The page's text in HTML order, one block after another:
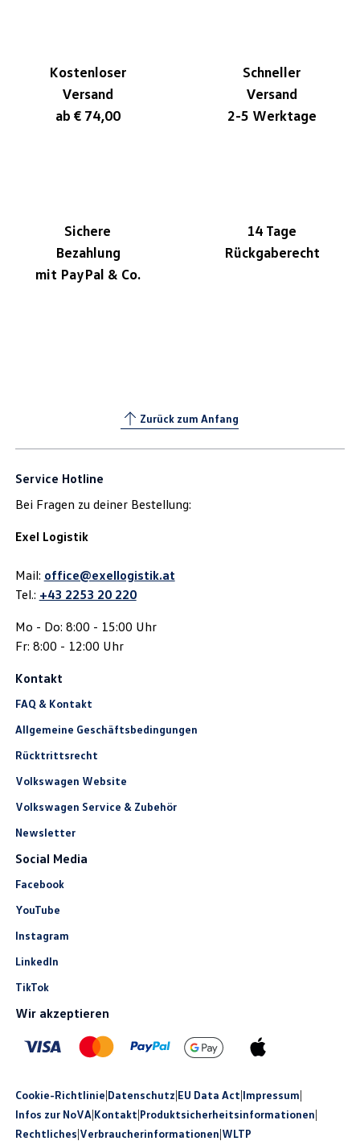
Kostenloser
Versand
ab € 74,00
Schneller
Versand
2-5 Werktage
Sichere
Bezahlung
mit PayPal & Co.
14 Tage
Rückgaberecht
Zurück zum Anfang
Service Hotline
Bei Fragen zu deiner Bestellung:
Exel Logistik
Mail: office@exellogistik.at
Tel.: +43 2253 20 220
Mo - Do: 8:00 - 15:00 Uhr
Fr: 8:00 - 12:00 Uhr
Kontakt
FAQ & Kontakt
Allgemeine Geschäftsbedingungen
Rücktrittsrecht
Volkswagen Website
Volkswagen Service & Zubehör
Newsletter
Social Media
Facebook
YouTube
Instagram
LinkedIn
TikTok
Wir akzeptieren
Cookie-Richtlinie|Datenschutz|EU Data Act|Impressum|
Infos zur NoVA|Kontakt|Produkt­sicherheits­informationen|
Rechtliches|Verbraucherinformationen|WLTP